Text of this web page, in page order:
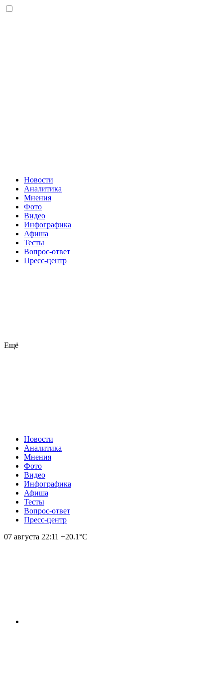
Новости
Аналитика
Мнения
Фото
Видео
Инфографика
Афиша
Тесты
Вопрос-ответ
Пресс-центр
Ещё
Новости
Аналитика
Мнения
Фото
Видео
Инфографика
Афиша
Тесты
Вопрос-ответ
Пресс-центр
07 августа 22:11 +20.1°С